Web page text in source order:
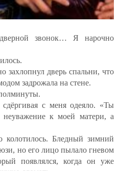
звонок… Я нарочно
захлопнул дверь спальни, что
задрожала на стене.
с меня одеяло. «Ты
к моей матери, а
колотилось. Бледный зимний
но его лицо пылало гневом
появлялся, когда он уже